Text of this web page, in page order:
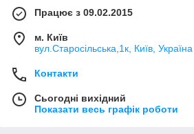
Працює з 09.02.2015
м. Київ
вул.Старосільська,1к, Київ, Україна
Контакти
Сьогодні вихідний
Показати весь графік роботи